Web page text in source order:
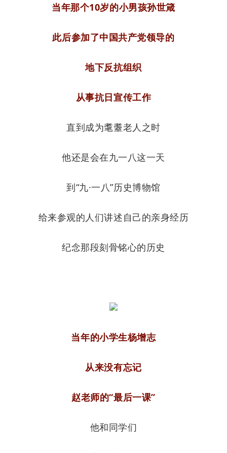
当年那个10岁的小男孩孙世箴
此后参加了中国共产党领导的
地下反抗组织
从事抗日宣传工作
直到成为耄耋老人之时
他还是会在九一八这一天
到“九·一八”历史博物馆
给来参观的人们讲述自己的亲身经历
纪念那段刻骨铭心的历史
当年的小学生杨增志
从来没有忘记
赵老师的“最后一课”
他和同学们